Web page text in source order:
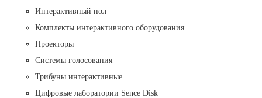
Интерактивный пол
Комплекты интерактивного оборудования
Проекторы
Системы голосования
Трибуны интерактивные
Цифровые лаборатории Sence Disk